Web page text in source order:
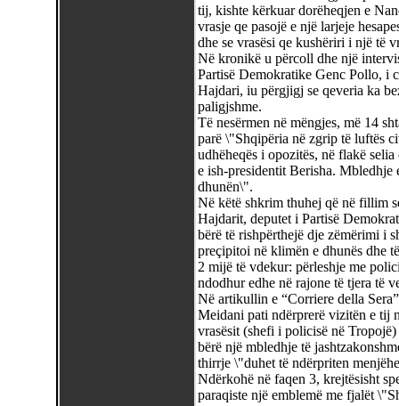
tij, kishte kërkuar dorëheqjen e
vrasje qe pasojë e një larjeje
dhe se vrasësi qe kushëriri i një të
Në kronikë u përcoll dhe një
Partisë Demokratike Genc Pollo, i
Hajdari, iu përgjigj se qeveria ka
paligjshme.
Të nesërmen në mëngjes, më 14
parë \"Shqipëria në zgrip të luftës
udhëheqës i opozitës, në flakë
e ish-presidentit Berisha. Mbledhje
dhunën\".
Në këtë shkrim thuhej që në fillim
Hajdarit, deputet i Partisë
bërë të rishpërthejë dje zëmërimi i
preçipitoi në klimën e dhunës dhe
2 mijë të vdekur: përleshje me
ndodhur edhe në rajone të tjera të
Në artikullin e “Corriere della
Meidani pati ndërprerë vizitën e tij
vrasësit (shefi i policisë në
bërë një mbledhje të
thirrje \"duhet të ndërpriten
Ndërkohë në faqen 3, krejtësisht
paraqiste një emblemë me fjalët